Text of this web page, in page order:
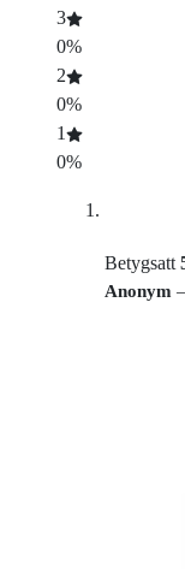
3
0%
2
0%
1
0%
Betygsatt
Anonym –